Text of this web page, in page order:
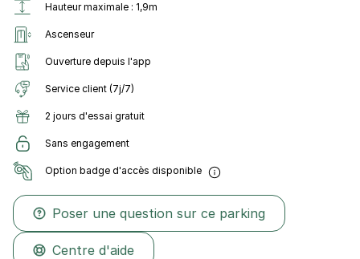
Hauteur maximale : 1,9m
Ascenseur
Ouverture depuis l'app
Service client (7j/7)
2 jours d'essai gratuit
Sans engagement
Option badge d'accès disponible
Poser une question sur ce parking
Centre d'aide